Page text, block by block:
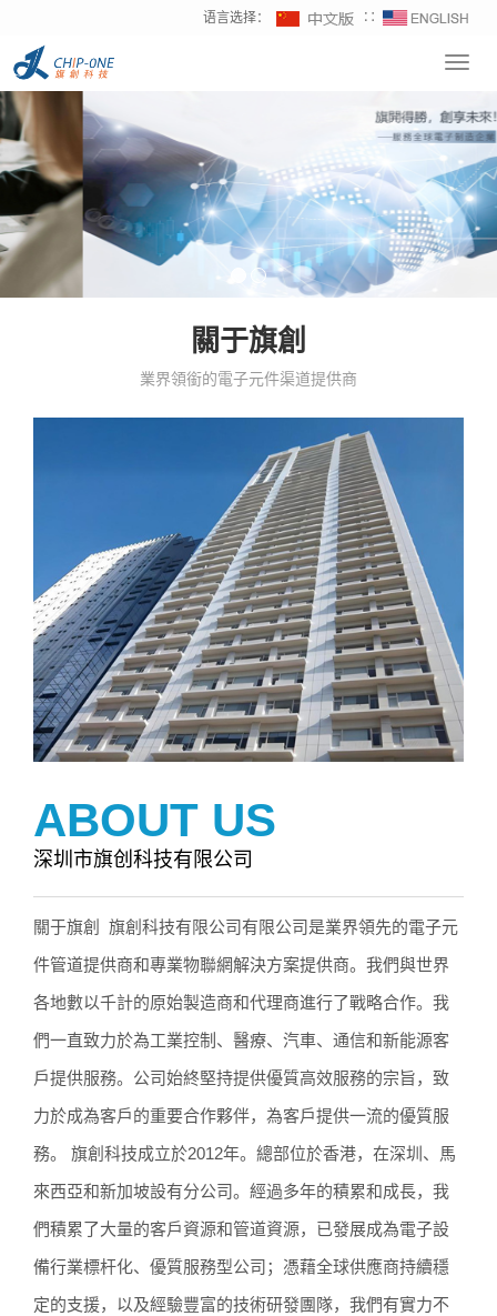
语言选择： ∷
關于旗創
業界領銜的電子元件渠道提供商
ABOUT US
深圳市旗创科技有限公司
關于旗創 旗創科技有限公司有限公司是業界領先的電子元
件管道提供商和專業物聯網解決方案提供商。我們與世界
各地數以千計的原始製造商和代理商進行了戰略合作。我
們一直致力於為工業控制、醫療、汽車、通信和新能源客
戶提供服務。公司始終堅持提供優質高效服務的宗旨，致
力於成為客戶的重要合作夥伴，為客戶提供一流的優質服
務。 旗創科技成立於2012年。總部位於香港，在深圳、馬
來西亞和新加坡設有分公司。經過多年的積累和成長，我
們積累了大量的客戶資源和管道資源，已發展成為電子設
備行業標杆化、優質服務型公司；憑藉全球供應商持續穩
定的支援，以及經驗豐富的技術研發團隊，我們有實力不